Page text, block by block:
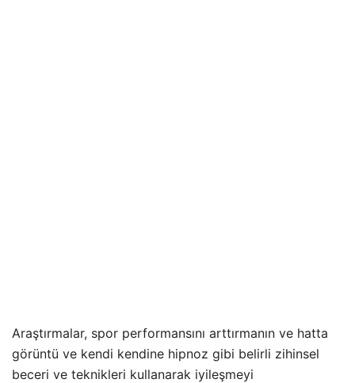
Araştırmalar, spor performansını arttırmanın ve hatta
görüntü ve kendi kendine hipnoz gibi belirli zihinsel
beceri ve teknikleri kullanarak iyileşmeyi